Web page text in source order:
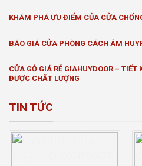
KHÁM PHÁ ƯU ĐIỂM CỦA CỬA
BÁO GIÁ CỬA PHÒNG CÁCH ÂM
CỬA GỖ GIÁ RẺ GIAHUYDOOR –
ĐƯỢC CHẤT LƯỢNG
TIN TỨC